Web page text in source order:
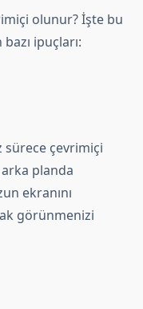
olunur? İşte bu
ipuçları:
sürece çevrimiçi
planda
ekranını
görünmenizi